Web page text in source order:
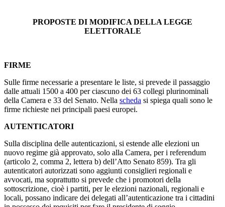
PROPOSTE DI MODIFICA DELLA LEGGE
ELETTORALE
FIRME
Sulle firme necessarie a presentare le liste, si prevede il passaggio
dalle attuali 1500 a 400 per ciascuno dei 63 collegi plurinominali
della Camera e 33 del Senato. Nella scheda si spiega quali sono le
firme richieste nei principali paesi europei.
AUTENTICATORI
Sulla disciplina delle autenticazioni, si estende alle elezioni un
nuovo regime già approvato, solo alla Camera, per i referendum
(articolo 2, comma 2, lettera b) dell’Atto Senato 859). Tra gli
autenticatori autorizzati sono aggiunti consiglieri regionali e
avvocati, ma soprattutto si prevede che i promotori della
sottoscrizione, cioè i partiti, per le elezioni nazionali, regionali e
locali, possano indicare dei delegati all’autenticazione tra i cittadini